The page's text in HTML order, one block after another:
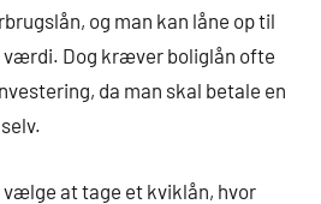
og man kan låne op til
værdi. Dog kræver boliglån ofte
da man skal betale en
vælge at tage et kviklån, hvor